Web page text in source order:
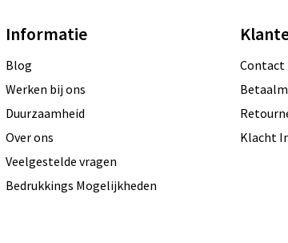
Informatie
Blog
Werken bij ons
Duurzaamheid
Over ons
Veelgestelde vragen
Bedrukkings Mogelijkheden
Contact
Klacht